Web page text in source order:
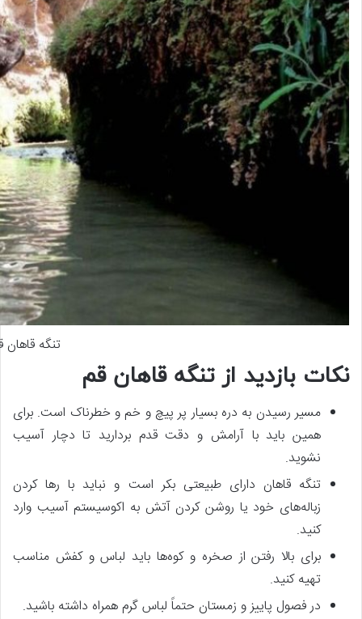
تنگه قاهان
نکات بازدید از تنگه قاهان قم
مسیر رسیدن به دره بسیار پر پیچ و خم و خطرناک است. برای
همین باید با آرامش و دقت قدم بردارید تا دچار آسیب
نشوید.
تنگه قاهان دارای طبیعتی بکر است و نباید با رها کردن
زباله‌های خود یا روشن کردن آتش به اکوسیستم آسیب وارد
کنید.
برای بالا رفتن از صخره و کوه‌ها باید لباس و کفش مناسب
تهیه کنید.
در فصول پاییز و زمستان حتماً لباس گرم همراه داشته باشید.